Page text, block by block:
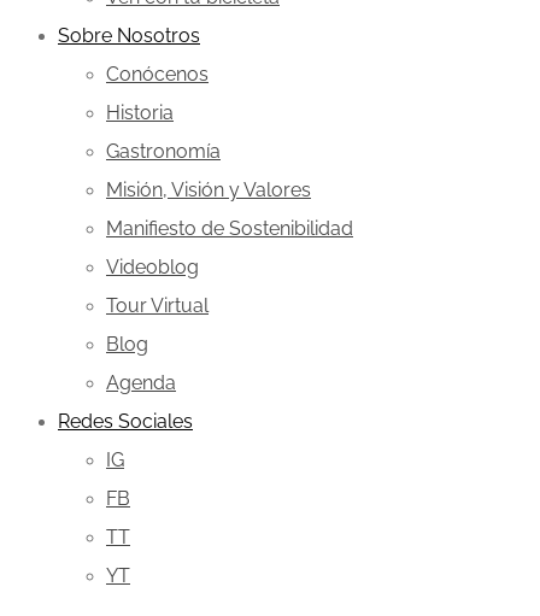
Sobre Nosotros
Conócenos
Historia
Gastronomía
Misión, Visión y Valores
Manifiesto de Sostenibilidad
Videoblog
Tour Virtual
Blog
Agenda
Redes Sociales
IG
FB
TT
YT